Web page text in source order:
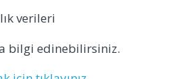
verileri
bilgi edinebilirsiniz.